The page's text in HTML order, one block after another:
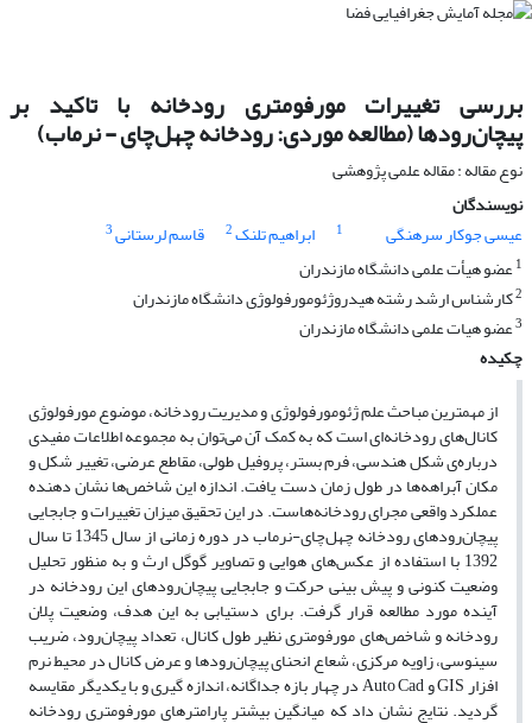
بررسی تغییرات مورفومتری رودخانه با تاکید بر
پیچان‌رودها (مطالعه موردی: رودخانه چهل‌چای - نرماب)
نوع مقاله : مقاله علمی پژوهشی
نویسندگان
عیسی جوکار سرهنگی
1 ابراهیم تلنک2 قاسم لرستانی3
1عضو هیأت علمی دانشگاه مازندران
2کارشناس ارشد رشته هیدروژئومورفولوژی دانشگاه مازندران
3عضو هیات علمی دانشگاه مازندران
چکیده
از مهمترین مباحث علم ژئومورفولوژی و مدیریت رودخانه، موضوع مورفولوژی
کانال‌های رودخانه‌ای است که به کمک آن می‌توان به مجموعه اطلاعات مفیدی
درباره‌ی شکل هندسی، فرم بستر، پروفیل طولی، مقاطع عرضی، تغییر شکل و
مکان آبراهه‌ها در طول زمان دست یافت. اندازه این شاخص‌ها نشان دهنده
عملکرد واقعی مجرای رودخانه‌هاست. در این تحقیق میزان تغییرات و جابجایی
‌‌پیچان‌رودهای رودخانه چهل‌چای-‌‌نرماب در دوره زمانی از سال 1345 تا سال
1392 با استفاده از عکس‌های هوایی و تصاویر گوگل ارث و به منظور تحلیل
وضعیت کنونی و پیش بینی حرکت و جابجایی ‌‌پیچان‌رودهای این رودخانه در
آینده مورد مطالعه قرار گرفت. برای دستیابی به این هدف، وضعیت پلان
رودخانه و شاخص‌های مورفومتری نظیر طول کانال، تعداد ‌پیچان‌رود، ضریب
سینوسی، زاویه مرکزی، شعاع انحنای ‌‌پیچان‌رودها و عرض کانال در محیط نرم
افزار GIS و Auto Cad در چهار بازه جداگانه، اندازه گیری و با یکدیگر مقایسه
گردید. نتایج نشان داد که میانگین بیشتر پارامتر‌های مورفومتری رودخانه